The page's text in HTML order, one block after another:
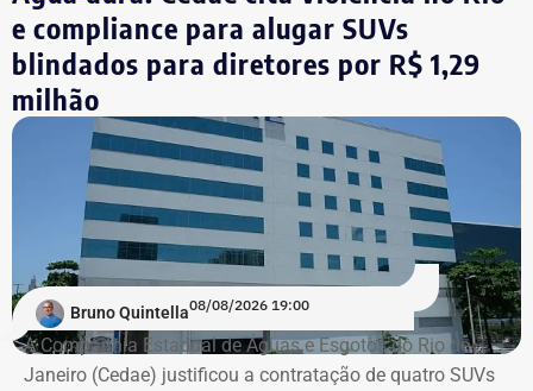
e compliance para alugar SUVs
blindados para diretores por R$ 1,29
milhão
Bruno Quintella08/08/2026 19:00
A Companhia Estadual de Águas e Esgotos do Rio de
Janeiro (Cedae) justificou a contratação de quatro SUVs